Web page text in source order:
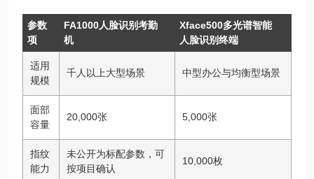
参数
项
FA1000人脸识别考勤
机
Xface500多光谱智能
人脸识别终端
适用
规模
千人以上大型场景 中型办公与均衡型场景
面部
容量
20,000张 5,000张
指纹
能力
未公开为标配参数，可
按项目确认
10,000枚